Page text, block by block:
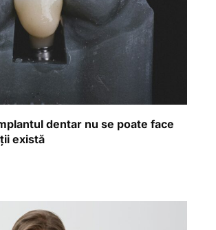
dentar nu se poate face
există